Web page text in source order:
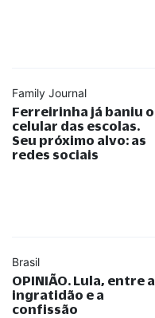
Family Journal
Ferreirinha já baniu o
celular das escolas.
Seu próximo alvo: as
redes sociais
Brasil
OPINIÃO. Lula, entre a
ingratidão e a
confissão